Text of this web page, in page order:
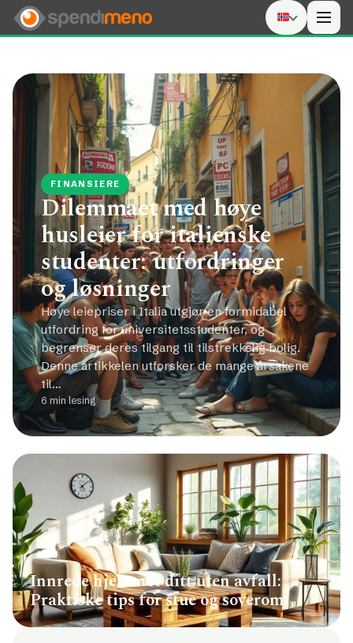
FINANSIERE
Dilemmaet med høye
husleier for italienske
studenter: utfordringer
og løsninger
Høye leiepriser i Italia utgjør en formidabel
utfordring for universitetsstudenter, og
begrenser deres tilgang til tilstrekkelig bolig.
Denne artikkelen utforsker de mange årsakene
til…
6 min lesing
HUS
Innrede hjemmet ditt uten avfall:
Praktiske tips for stue og soverom